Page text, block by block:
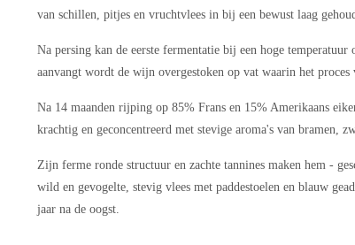
van schillen, pitjes en vruchtvlees in bij een bewust laag
Na persing kan de eerste fermentatie bij een hoge
aanvangt wordt de wijn overgestoken op vat waarin het proces
Na 14 maanden rijping op 85% Frans en 15% Amerikaans
krachtig en geconcentreerd met stevige aroma's van bramen,
Zijn ferme ronde structuur en zachte tannines maken hem -
wild en gevogelte, stevig vlees met paddestoelen en blauw
jaar na de oogst.